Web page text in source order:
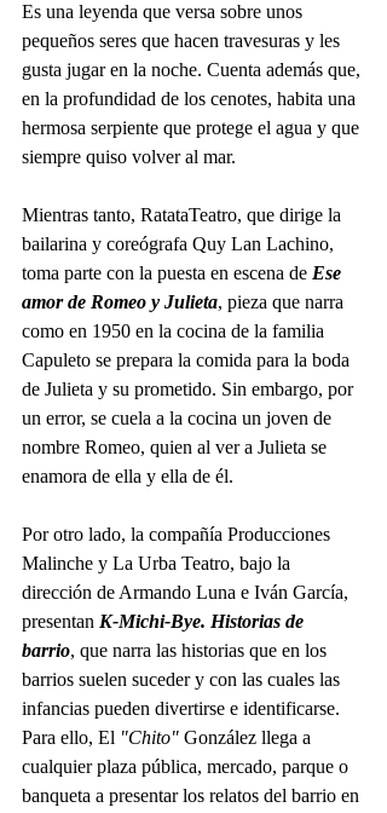
Es una leyenda que versa sobre unos
pequeños seres que hacen travesuras y les
gusta jugar en la noche. Cuenta además que,
en la profundidad de los cenotes, habita una
hermosa serpiente que protege el agua y que
siempre quiso volver al mar.
Mientras tanto, RatataTeatro, que dirige la
bailarina y coreógrafa Quy Lan Lachino,
toma parte con la puesta en escena de Ese
amor de Romeo y Julieta, pieza que narra
como en 1950 en la cocina de la familia
Capuleto se prepara la comida para la boda
de Julieta y su prometido. Sin embargo, por
un error, se cuela a la cocina un joven de
nombre Romeo, quien al ver a Julieta se
enamora de ella y ella de él.
Por otro lado, la compañía Producciones
Malinche y La Urba Teatro, bajo la
dirección de Armando Luna e Iván García,
presentan K-Michi-Bye. Historias de
barrio, que narra las historias que en los
barrios suelen suceder y con las cuales las
infancias pueden divertirse e identificarse.
Para ello, El "Chito" González llega a
cualquier plaza pública, mercado, parque o
banqueta a presentar los relatos del barrio en